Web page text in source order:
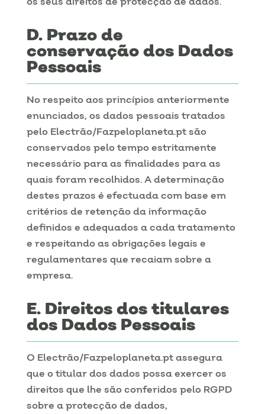
Prazo de
conservação dos Dados
Pessoais
No respeito aos princípios anteriormente
enunciados, os dados pessoais tratados
pelo Electrão/Fazpeloplaneta.pt são
conservados pelo tempo estritamente
necessário para as finalidades para as
quais foram recolhidos. A determinação
destes prazos é efectuada com base em
critérios de retenção da informação
definidos e adequados a cada tratamento
e respeitando as obrigações legais e
regulamentares que recaiam sobre a
empresa.
Direitos dos titulares
dos Dados Pessoais
O Electrão/Fazpeloplaneta.pt assegura
que o titular dos dados possa exercer os
direitos que lhe são conferidos pelo RGPD
sobre a protecção de dados,